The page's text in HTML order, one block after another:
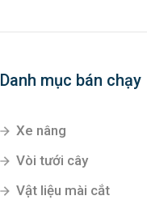
Danh mục bán chạy
Xe nâng
Vòi tưới cây
Vật liệu mài cắt